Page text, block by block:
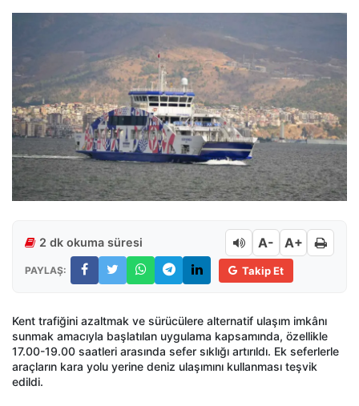
2 dk okuma süresi A- A+
PAYLAŞ: Takip Et
Kent trafiğini azaltmak ve sürücülere alternatif ulaşım imkânı
sunmak amacıyla başlatılan uygulama kapsamında, özellikle
17.00-19.00 saatleri arasında sefer sıklığı artırıldı. Ek seferlerle
araçların kara yolu yerine deniz ulaşımını kullanması teşvik
edildi.